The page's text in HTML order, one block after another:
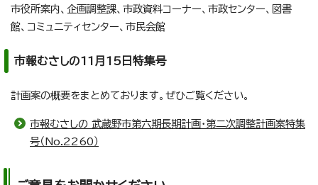
市役所案内、企画調整課、市政資料コーナー、市政センター、図書
館、コミュニティセンター、市民会館
市報むさしの11月15日特集号
計画案の概要をまとめております。ぜひご覧ください。
市報むさしの 武蔵野市第六期長期計画・第二次調整計画案特集
号（No.2260）